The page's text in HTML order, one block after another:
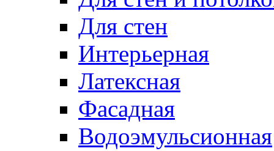
Для стен
Интерьерная
Латексная
Фасадная
Водоэмульсионная